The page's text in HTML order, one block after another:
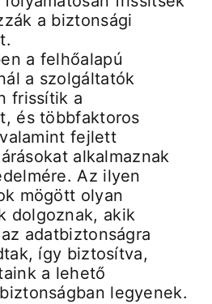
a biztonsági
a felhőalapú
a szolgáltatók
frissítik a
és többfaktoros
fejlett
alkalmaznak
Az ilyen
mögött olyan
dolgoznak, akik
adatbiztonságra
így biztosítva,
a lehető
legyenek.